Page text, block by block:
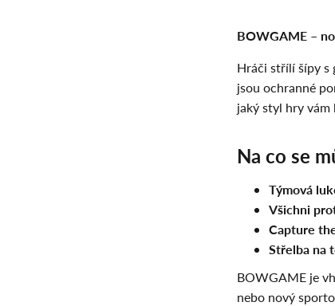
BOWGAME –
Hráči střílí šípy s
jsou ochranné
jaký styl hry vám
Na co se
Týmová
Všichni
Capture
Střelba na
BOWGAME je
nebo nový